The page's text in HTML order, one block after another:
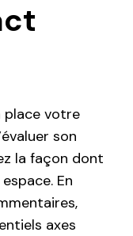
place votre
son
la façon dont
En
axes